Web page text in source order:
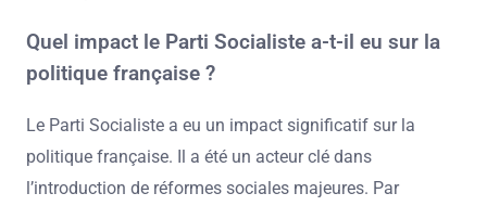
Quel impact le Parti Socialiste a-t-il eu sur la
politique française ?
Le Parti Socialiste a eu un impact significatif sur la
politique française. Il a été un acteur clé dans
l’introduction de réformes sociales majeures. Par